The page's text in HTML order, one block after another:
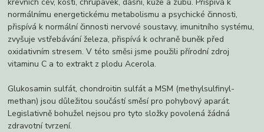
normálnímu energetickému metabolismu a psychické činnosti,
přispívá k normální činnosti nervové soustavy, imunitního systému,
zvyšuje vstřebávání železa, přispívá k ochraně buněk před
oxidativním stresem. V této směsi jsme použili přírodní zdroj
vitaminu C a to extrakt z plodu Acerola.
Glukosamin sulfát, chondroitin sulfát a MSM (methylsulfinyl­
methan) jsou důležitou součástí směsí pro pohybový aparát.
Legislativně bohužel nejsou pro tyto složky povolená žádná
zdravotní tvrzení.